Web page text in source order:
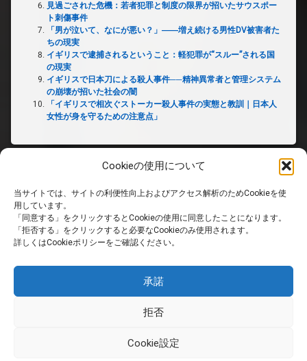
Cookieの使用について
当サイトでは、サイトの利便性向上およびアクセス解析のためCookieを使
用しています。
「同意する」をクリックするとCookieの使用に同意したことになります。
「拒否する」をクリックすると必要なCookieのみ使用されます。
詳しくはCookieポリシーをご確認ください。
承諾
拒否
Cookie設定
見過ごされた危機：若者犯罪と制度の限界が招いたサウスポー
ト刺傷事件
「男が泣いて、なにが悪い？」――増え続ける男性DV被害者た
ちの現実
イギリスで逮捕されるということ：軽犯罪が“スルー”される国
の現実
イギリスで日本刀による殺人事件──精神異常者と管理システム
の崩壊が招いた社会の闇
「イギリスで相次ぐストーカー殺人事件の実態と教訓｜日本人
女性が身を守るための注意点」
ホーム
PRIVACY POLICY